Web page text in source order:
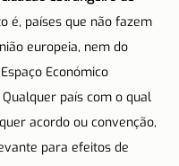
é, países que não fazem
europeia, nem do
Económico
Qualquer país com o qual
acordo ou convenção,
para efeitos de